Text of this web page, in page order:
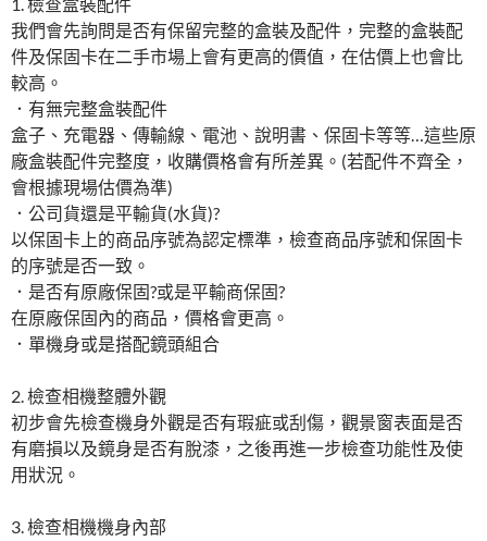
我們會先詢問是否有保留完整的盒裝及配件，完整的盒裝配
件及保固卡在二手市場上會有更高的價值，在估價上也會比
較高。
．有無完整盒裝配件
盒子、充電器、傳輸線、電池、說明書、保固卡等等…這些原
廠盒裝配件完整度，收購價格會有所差異。(若配件不齊全，
會根據現場估價為準)
．公司貨還是平輸貨(水貨)?
以保固卡上的商品序號為認定標準，檢查商品序號和保固卡
的序號是否一致。
．是否有原廠保固?或是平輸商保固?
在原廠保固內的商品，價格會更高。
．單機身或是搭配鏡頭組合
2. 檢查相機整體外觀
初步會先檢查機身外觀是否有瑕疵或刮傷，觀景窗表面是否
有磨損以及鏡身是否有脫漆，之後再進一步檢查功能性及使
用狀況。
3. 檢查相機機身內部